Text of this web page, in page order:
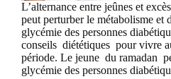
L’alternance entre jeûnes et
peut perturber le métabolisme et
glycémie des personnes
conseils diététiques pour vivre
période. Le jeune du ramadan
glycémie des personnes